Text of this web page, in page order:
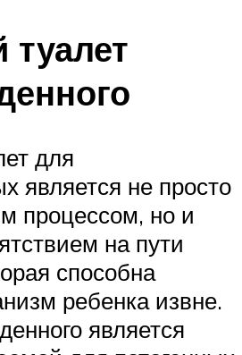
туалет
для
является не просто
процессом, но и
на пути
способна
ребенка извне.
является